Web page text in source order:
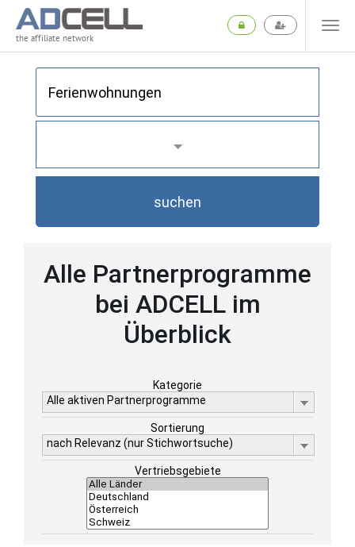
the affiliate network
suchen
Alle Partnerprogramme
bei ADCELL im
Überblick
Kategorie
Alle aktiven Partnerprogramme
Sortierung
nach Relevanz (nur Stichwortsuche)
Vertriebsgebiete